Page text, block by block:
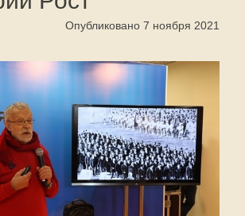
Опубликовано 7 ноября 2021